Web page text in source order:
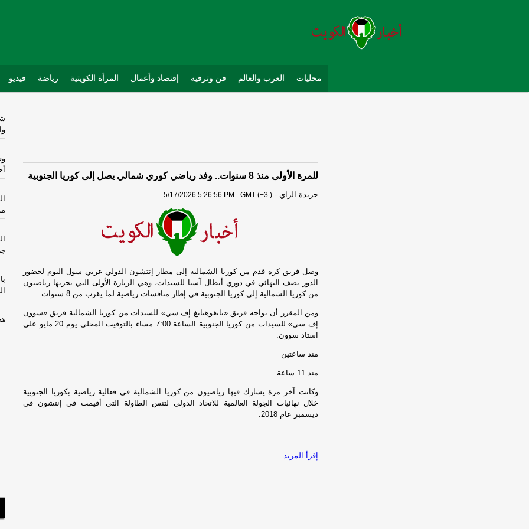
محليات العرب والعالم فن وترفيه إقتصاد وأعمال المرأة الكويتية رياضة فيديو
للمرة الأولى منذ 8 سنوات.. وفد رياضي كوري شمالي يصل إلى كوريا الجنوبية
جريدة الراي -
5/17/2026 5:26:56 PM - GMT (+3 )
وصل فريق كرة قدم من كوريا الشمالية إلى مطار إنتشون الدولي غربي سول اليوم لحضور
الدور نصف النهائي في دوري أبطال آسيا للسيدات، وهي الزيارة الأولى التي يجريها رياضيون
من كوريا الشمالية إلى كوريا الجنوبية في إطار منافسات رياضية لما يقرب من 8 سنوات.
ومن المقرر أن يواجه فريق «نايغوهيانغ إف سي» للسيدات من كوريا الشمالية فريق «سوون
إف سي» للسيدات من كوريا الجنوبية الساعة 7:00 مساء بالتوقيت المحلي يوم 20 مايو على
استاد سوون.
منذ ساعتين
منذ 11 ساعة
وكانت آخر مرة يشارك فيها رياضيون من كوريا الشمالية في فعالية رياضية بكوريا الجنوبية
خلال نهائيات الجولة العالمية للاتحاد الدولي لتنس الطاولة التي أقيمت في إنتشون في
ديسمبر عام 2018.
إقرأ المزيد